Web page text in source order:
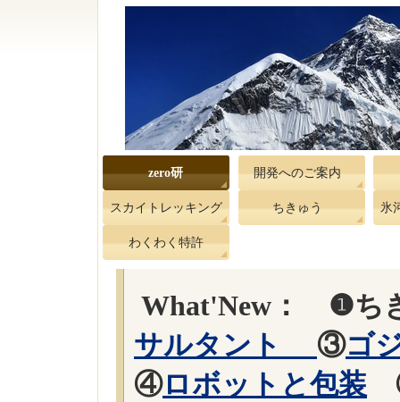
zero研 開発へのご案内
スカイトレッキング ちきゅう 氷
わくわく特許
What'New： ❶ち
サルタント
③ゴ
④ロボットと包装